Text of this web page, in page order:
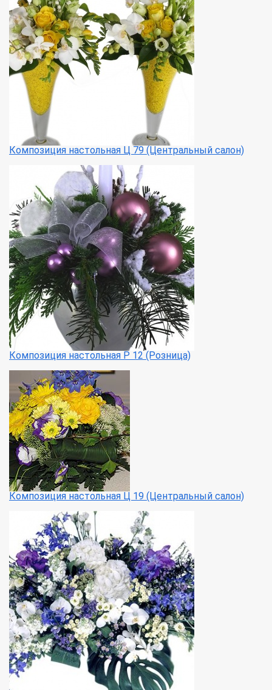
Композиция настольная Ц 79 (Центральный салон)
Композиция настольная Р 12 (Розница)
Композиция настольная Ц 19 (Центральный салон)